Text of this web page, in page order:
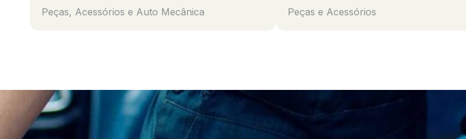
Peças, Acessórios e Auto Mecânica Peças e Acessórios